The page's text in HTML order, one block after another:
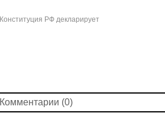
Конституция РФ декларирует
Комментарии (0)